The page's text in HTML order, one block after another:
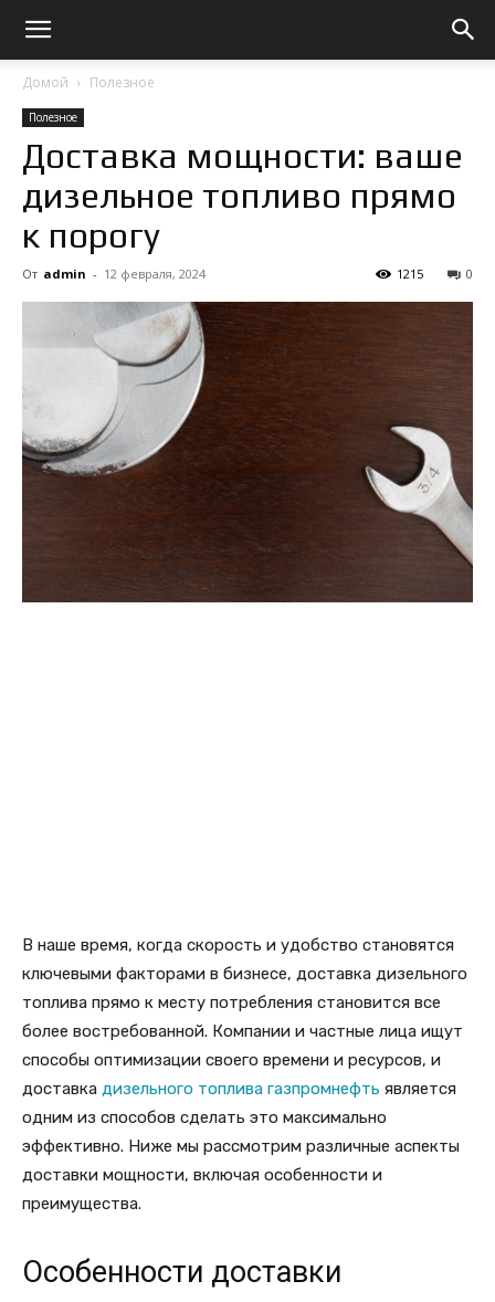
Домой Полезное
Полезное
Доставка мощности: ваше
дизельное топливо прямо
к порогу
От admin - 12 февраля, 2024 0
1215
В наше время, когда скорость и удобство становятся
ключевыми факторами в бизнесе, доставка дизельного
топлива прямо к месту потребления становится все
более востребованной. Компании и частные лица ищут
способы оптимизации своего времени и ресурсов, и
доставка дизельного топлива газпромнефть является
одним из способов сделать это максимально
эффективно. Ниже мы рассмотрим различные аспекты
доставки мощности, включая особенности и
преимущества.
Особенности доставки